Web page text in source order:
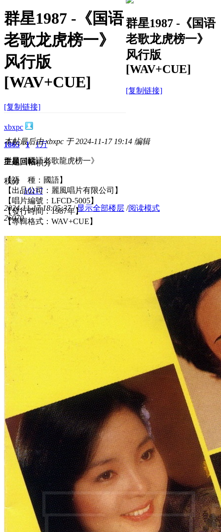
群星1987 -《国语
老歌龙虎榜一》
风行版
[WAV+CUE]
[复制链接]
群星1987 -《国语
老歌龙虎榜一》
风行版
[WAV+CUE]
[复制链接]
xbxpc
1865
主题
1
回帖
1万
积分
积分
10117
2024-11-17 18:05:37 / 显示全部楼层 /阅读模式
26070
本帖最后由 xbxpc 于 2024-11-17 19:14 编辑
群星《國語老歌龍虎榜一》
【語 種：國語】
【出品公司：麗風唱片有限公司】
【唱片編號：LFCD-5005】
【發行時間：1987年】
【專輯格式：WAV+CUE】